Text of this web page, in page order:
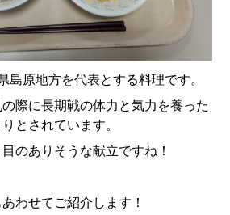
島原地方を代表とする料理です。
際に長期戦の体力と気力を養った
とされています。
のありそうな献立ですね！
わせてご紹介します！